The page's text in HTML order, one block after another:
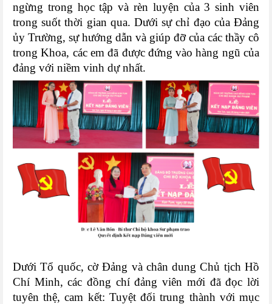
ngừng trong học tập và rèn luyện của 3 sinh viên
trong suốt thời gian qua. Dưới sự chỉ đạo của Đảng
ủy Trường, sự hướng dẫn và giúp đỡ của các thầy cô
trong Khoa, các em đã được đứng vào hàng ngũ của
đảng với niềm vinh dự nhất.
Dưới Tổ quốc, cờ Đảng và chân dung Chủ tịch Hồ
Chí Minh, các đồng chí đảng viên mới đã đọc lời
tuyên thệ, cam kết: Tuyệt đối trung thành với mục